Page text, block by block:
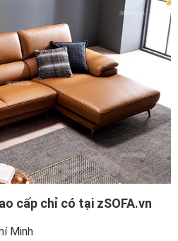
cấp chỉ có tại zSOFA.vn
Minh